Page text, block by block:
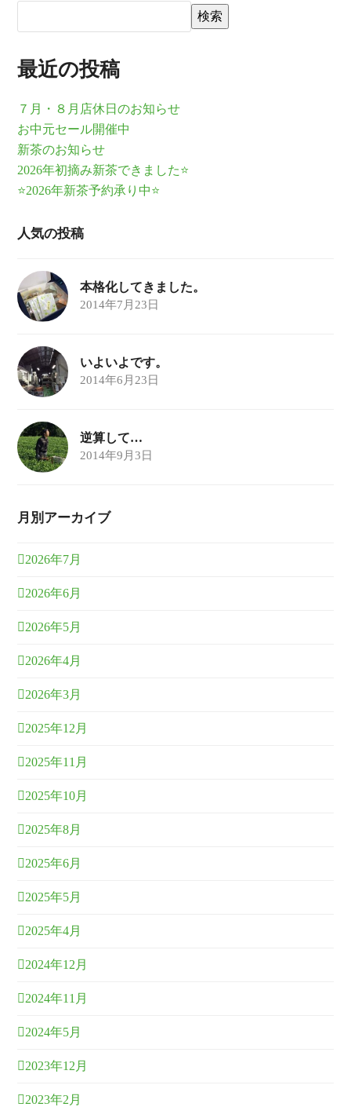
検索
最近の投稿
７月・８月店休日のお知らせ
お中元セール開催中
新茶のお知らせ
2026年初摘み新茶できました⭐
⭐2026年新茶予約承り中⭐
人気の投稿
本格化してきました。
2014年7月23日
いよいよです。
2014年6月23日
逆算して…
2014年9月3日
月別アーカイブ
2026年7月
2026年6月
2026年5月
2026年4月
2026年3月
2025年12月
2025年11月
2025年10月
2025年8月
2025年6月
2025年5月
2025年4月
2024年12月
2024年11月
2024年5月
2023年12月
2023年2月